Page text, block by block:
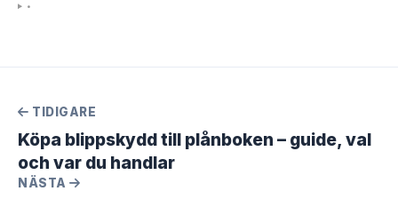
•
TIDIGARE
Köpa blippskydd till plånboken – guide, val
och var du handlar
NÄSTA